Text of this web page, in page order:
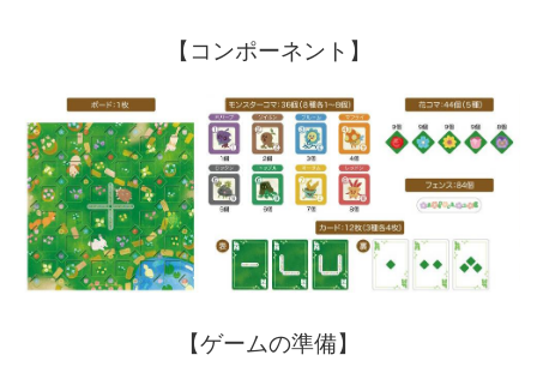
【コンポーネント】
【ゲームの準備】